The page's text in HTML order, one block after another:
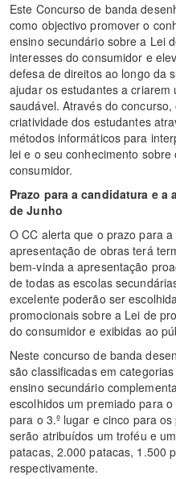
Este Concurso de banda
como objectivo promover o
ensino secundário sobre a Lei
interesses do consumidor e
defesa de direitos ao longo da
ajudar os estudantes a
saudável. Através do
criatividade dos estudantes
métodos informáticos para
lei e o seu conhecimento
consumidor.
Prazo para a candidatura e a
de Junho
O CC alerta que o prazo para
apresentação de obras terá
bem-vinda a apresentação
de todas as escolas
excelente poderão ser
promocionais sobre a Lei de
do consumidor e exibidas ao
Neste concurso de banda
são classificadas em
ensino secundário
escolhidos um premiado para
para o 3.º lugar e cinco para
serão atribuídos um troféu e
patacas, 2.000 patacas, 1.500
respectivamente.